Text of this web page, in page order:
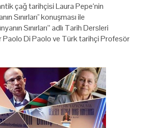
çağ tarihçisi Laura Pepe‘nin
Sınırları" konuşması ile
Sınırları” adlı Tarih Dersleri
Di Paolo ve Türk tarihçi Profesör